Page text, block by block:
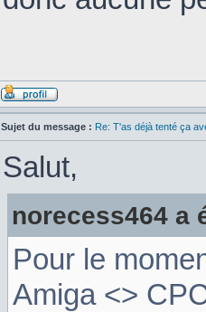
Sujet du message : Re: T'as déjà tenté ça
Salut,
norecess464 a
Pour le
Amiga <>